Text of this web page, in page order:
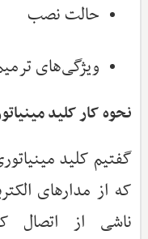
حالت نصب
ویژگی‌های
نحوه کار کلید
گفتیم کلید
که از مدارهای
ناشی از اتصال